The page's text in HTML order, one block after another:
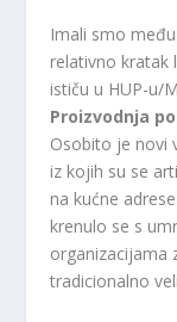
Imali smo
relativno kratak
ističu u HUP-u/
Proizvodnja
Osobito je novi
iz kojih su se
na kućne
krenulo se s
organizacijama
tradicionalno